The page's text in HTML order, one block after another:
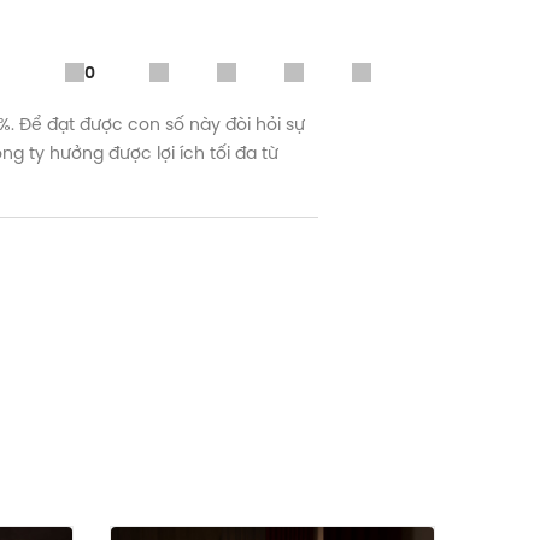
0
Để đạt được con số này đòi hỏi sự
ty hưởng được lợi ích tối đa từ
Bên cạnh đó, định kiến phụ nữ
Director, P&G Vietnam) để tìm